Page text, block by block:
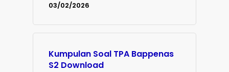
03/02/2026
Kumpulan Soal TPA Bappenas
S2 Download